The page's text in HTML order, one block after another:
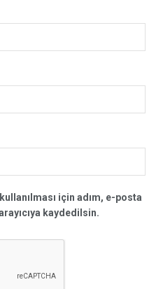
için adım, e-posta
kaydedilsin.